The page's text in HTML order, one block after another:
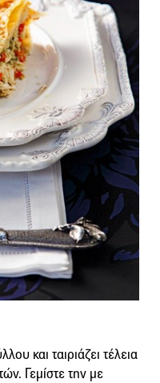
και ταιριάζει τέλεια
Γεμίστε την με